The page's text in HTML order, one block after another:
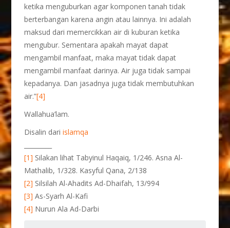
ketika menguburkan agar komponen tanah tidak
berterbangan karena angin atau lainnya. Ini adalah
maksud dari memercikkan air di kuburan ketika
mengubur. Sementara apakah mayat dapat
mengambil manfaat, maka mayat tidak dapat
mengambil manfaat darinya. Air juga tidak sampai
kepadanya. Dan jasadnya juga tidak membutuhkan
air.”[4]
Wallahua’lam.
Disalin dariislamqa
[1] Silakan lihat Tabyinul Haqaiq, 1/246. Asna Al-
Mathalib, 1/328. Kasyful Qana, 2/138
[2] Silsilah Al-Ahadits Ad-Dhaifah, 13/994
[3] As-Syarh Al-Kafi
[4] Nurun Ala Ad-Darbi